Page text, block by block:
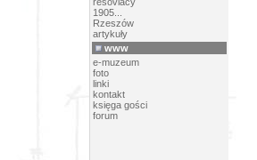
1905...
Rzeszów
artykuły
www
e-muzeum
foto
linki
kontakt
księga gości
forum